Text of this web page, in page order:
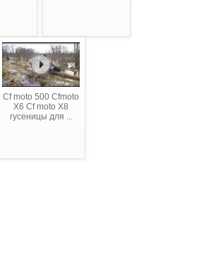
Cf moto 500 Cfmoto
X6 Cf moto X8
гусеницы для ...